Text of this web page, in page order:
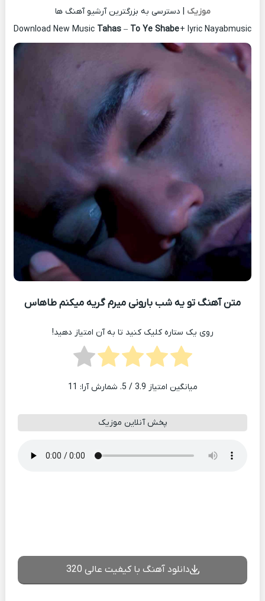
موزیک | دسترسی به بزرگترین آرشیو آهنگ ها
Download New Music Tahas – To Ye Shabe+ lyric Nayabmusic
متن آهنگ تو یه شب بارونی میرم گریه میکنم طاهاس
روی یک ستاره کلیک کنید تا به آن امتیاز دهید!
میانگین امتیاز 3.9 / 5. شمارش آرا: 11
پخش آنلاین موزیک
دانلود آهنگ با کیفیت عالی 320